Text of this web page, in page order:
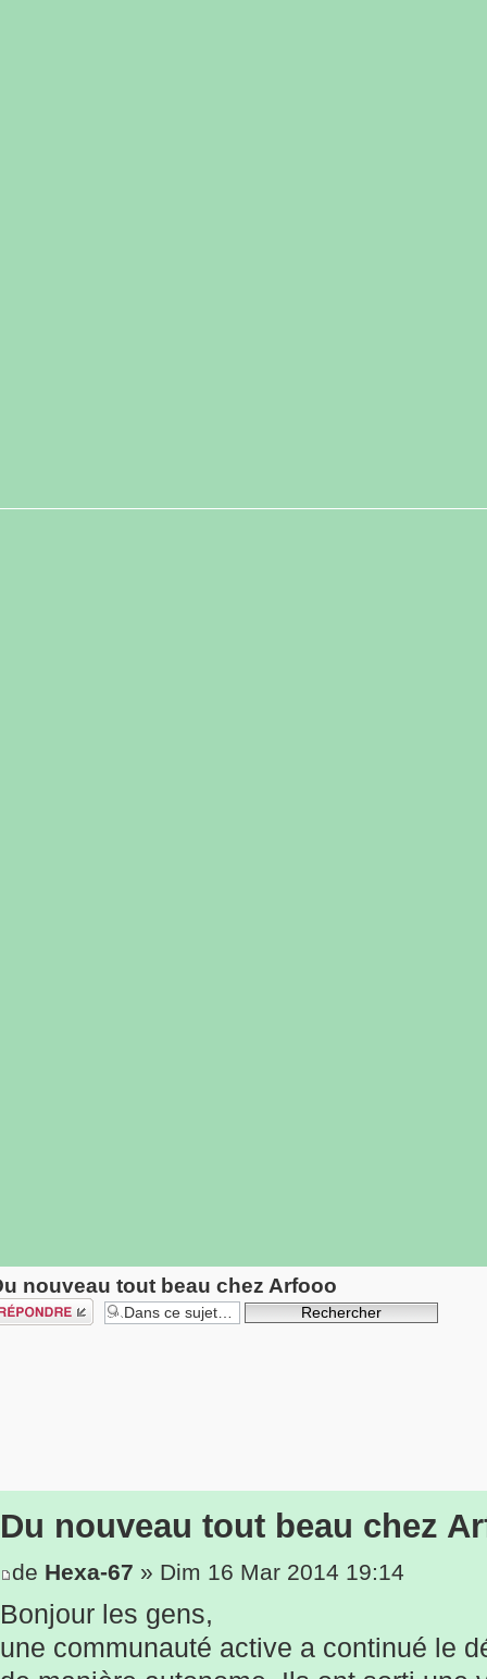
nouveau tout beau chez Arfooo
Du nouveau tout beau chez
de Hexa-67 » Dim 16 Mar 2014 19:14
Bonjour les gens,
une communauté active a continué le